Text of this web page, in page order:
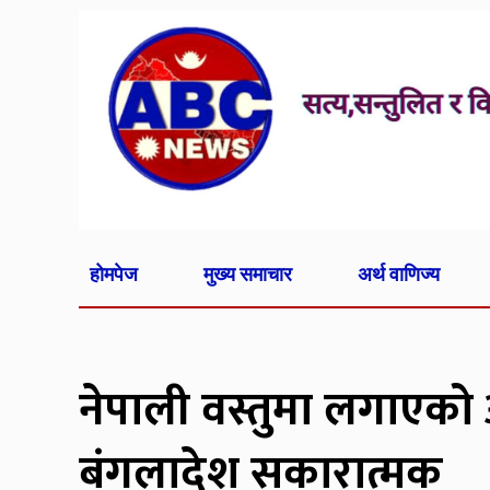
होमपेज मुख्य समाचार अर्थ वाणिज्य
नेपाली वस्तुमा
बंगलादेश सकारात्मक